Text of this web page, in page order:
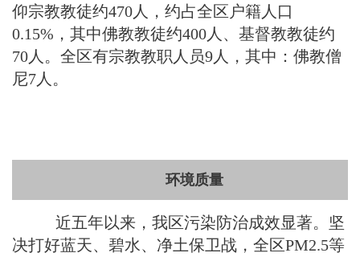
仰宗教教徒约470人，约占全区户籍人口
0.15%，其中佛教教徒约400人、基督教教徒约
70人。全区有宗教教职人员9人，其中：佛教僧
尼7人。
环境质量
近五年以来，我区污染防治成效显著。坚
决打好蓝天、碧水、净土保卫战，全区PM2.5等